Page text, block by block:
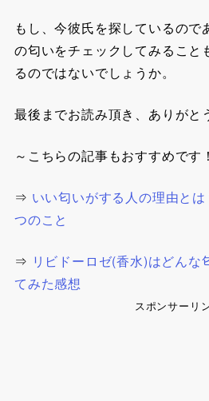
もし、今彼氏を探しているので
の匂いをチェックしてみること
るのではないでしょうか。
最後までお読み頂き、ありがと
～こちらの記事もおすすめです
⇒ いい匂いがする人の理由と
つのこと
⇒ リビドーロゼ(香水)はどんな
てみた感想
スポンサーリ